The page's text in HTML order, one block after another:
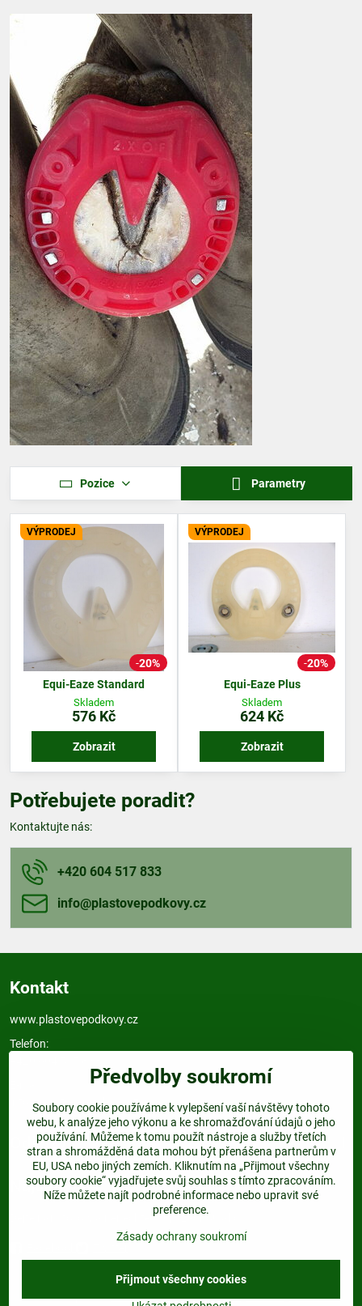
Pozice Parametry
20%
VÝPRODEJ
Equi-Eaze Standard
Skladem
576 Kč
Zobrazit
20%
VÝPRODEJ
Equi-Eaze Plus
Skladem
624 Kč
Zobrazit
Potřebujete poradit?
Kontaktujte nás:
+420 604 517 833
info​@plastovepodkovy​.cz
Kontakt
www.plastovepodkovy.cz
Telefon:
info@plastovepodkovy.cz
Odkazy
Najdete nás:
Dejte nám follow a nenechte si ujít žádnou akci.
©2026CopyrightPředvolby soukromíZásady ochrany soukromí
Předvolby soukromí
Soubory cookie používáme k vylepšení vaší návštěvy tohoto
webu, k analýze jeho výkonu a ke shromažďování údajů o jeho
používání. Můžeme k tomu použít nástroje a služby třetích
stran a shromážděná data mohou být přenášena partnerům v
EU, USA nebo jiných zemích. Kliknutím na „Přijmout všechny
soubory cookie“ vyjadřujete svůj souhlas s tímto zpracováním.
Níže můžete najít podrobné informace nebo upravit své
preference.
Zásady ochrany soukromí
Přijmout všechny cookies